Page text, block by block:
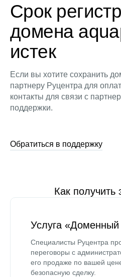
Срок
домена
истек
Если вы хотите сохранить
партнеру Руцентра для
контакты для связи с
поддержки.
Обратиться в поддержку
Как получить
Услуга «Доменный
Специалисты Руцентра
переговоры с
его продаже по вашей
безопасную сделку.